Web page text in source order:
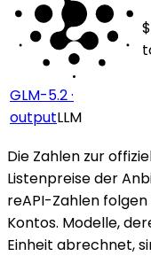
GLM-5.2 ·
outputLLM
$
Die Zahlen zur
Listenpreise der
reAPI-Zahlen
Kontos. Modelle,
Einheit abrechnet,